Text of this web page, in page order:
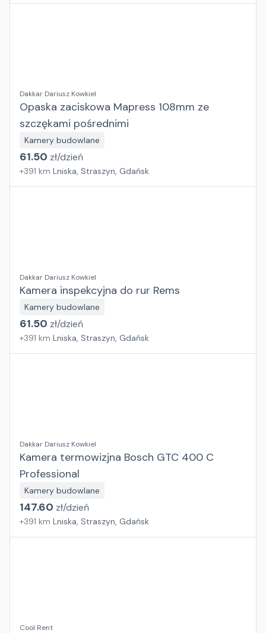
Dakkar Dariusz Kowkiel
Opaska zaciskowa Mapress 108mm ze
szczękami pośrednimi
Kamery budowlane
61.50 zł/dzień
+391 km Lniska, Straszyn, Gdańsk
Dakkar Dariusz Kowkiel
Kamera inspekcyjna do rur Rems
Kamery budowlane
61.50 zł/dzień
+391 km Lniska, Straszyn, Gdańsk
Dakkar Dariusz Kowkiel
Kamera termowizjna Bosch GTC 400 C
Professional
Kamery budowlane
147.60 zł/dzień
+391 km Lniska, Straszyn, Gdańsk
Cool Rent